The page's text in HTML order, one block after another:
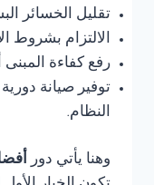
تقليل الخسائر
الالتزام بشروط
رفع كفاءة
توفير صيانة
النظام.
وهنا يأتي دور